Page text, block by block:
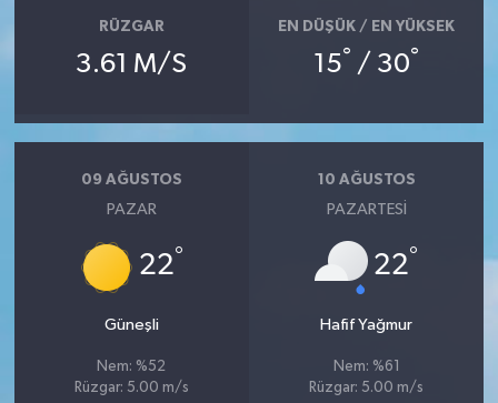
RÜZGAR
3.61 M/S
EN DÜŞÜK / EN YÜKSEK
15° / 30°
09 AĞUSTOS
PAZAR
22°
Güneşli
Nem: %52
Rüzgar: 5.00 m/s
10 AĞUSTOS
PAZARTESI
22°
Hafif Yağmur
Nem: %61
Rüzgar: 5.00 m/s
Çanakkale Müftülüğü
Çankırı Müftülüğü
Çorum Müftülüğü
Denizli Müftülüğü
Podcast
Bilim, Teknoloji
Biyografiler
Diyanet TV